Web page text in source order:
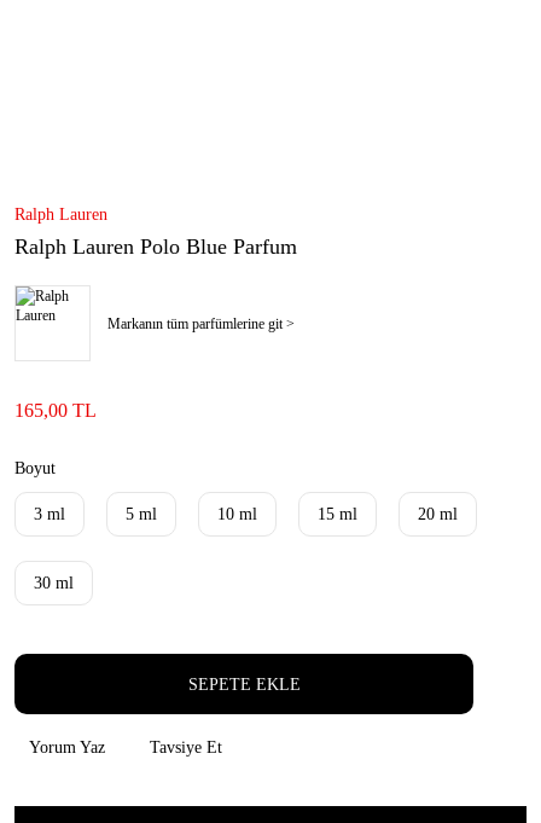
Ralph Lauren
Ralph Lauren Polo Blue Parfum
Markanın tüm parfümlerine git >
165,00 TL
Boyut
3 ml 5 ml 10 ml 15 ml 20 ml
30 ml
SEPETE EKLE
Yorum Yaz Tavsiye Et